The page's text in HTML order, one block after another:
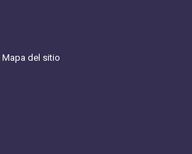
Mapa del sitio